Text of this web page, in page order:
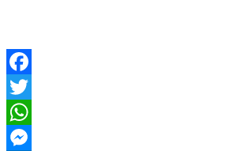
Facebook
Twitter
WhatsApp